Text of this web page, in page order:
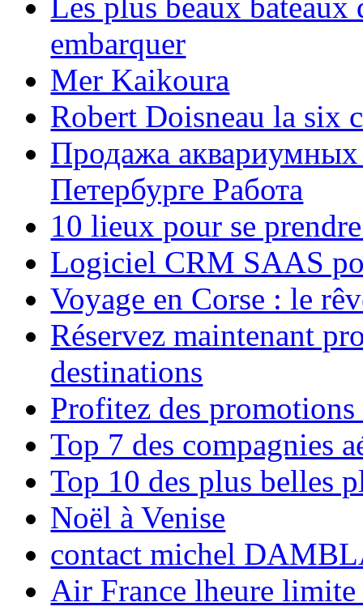
embarquer
Mer Kaikoura
Robert Doisneau la six
Продажа аквариумных
Петербурге Работа
10 lieux pour se
Logiciel CRM SAAS
Voyage en Corse : le
Réservez maintenant
destinations
Profitez des
Top 7 des compagnies
Top 10 des plus belles
Noël à Venise
contact michel
Air France lheure limite